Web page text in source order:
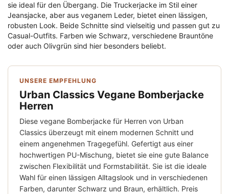
sie ideal für den Übergang. Die Truckerjacke im Stil einer
Jeansjacke, aber aus veganem Leder, bietet einen lässigen,
robusten Look. Beide Schnitte sind vielseitig und passen gut zu
Casual-Outfits. Farben wie Schwarz, verschiedene Brauntöne
oder auch Olivgrün sind hier besonders beliebt.
UNSERE EMPFEHLUNG
Urban Classics Vegane Bomberjacke
Herren
Diese vegane Bomberjacke für Herren von Urban
Classics überzeugt mit einem modernen Schnitt und
einem angenehmen Tragegefühl. Gefertigt aus einer
hochwertigen PU-Mischung, bietet sie eine gute Balance
zwischen Flexibilität und Formstabilität. Sie ist die ideale
Wahl für einen lässigen Alltagslook und in verschiedenen
Farben, darunter Schwarz und Braun, erhältlich. Preis